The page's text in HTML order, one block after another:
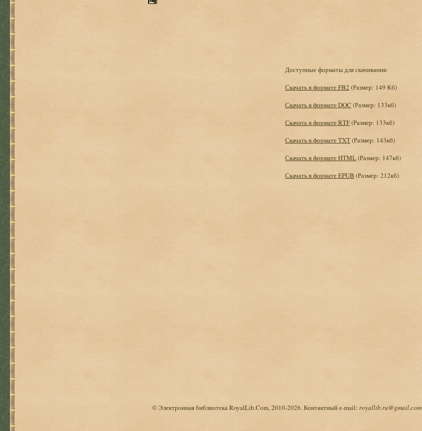
Доступные форматы для скачивания:
Скачать в формате FB2 (Размер: 149 Кб)
Скачать в формате DOC (Размер: 133кб)
Скачать в формате RTF(Размер: 133кб)
Скачать в формате TXT(Размер: 143кб)
Скачать в формате HTML(Размер: 147кб)
Скачать в формате EPUB (Размер: 212кб)
© Электронная библиотека RoyalLib.Com, 2010-2026. Контактный e-mail: royallib.ru@gmail.com